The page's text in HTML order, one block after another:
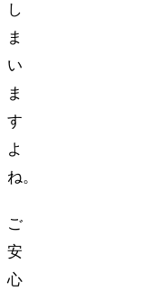
し
ま
い
ま
す
よ
ね。
ご
安
心